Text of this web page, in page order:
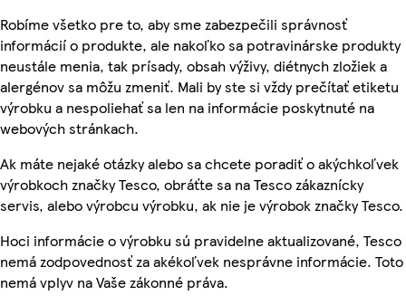
Robíme všetko pre to, aby sme zabezpečili správnosť
informácií o produkte, ale nakoľko sa potravinárske produkty
neustále menia, tak prísady, obsah výživy, diétnych zložiek a
alergénov sa môžu zmeniť. Mali by ste si vždy prečítať etiketu
výrobku a nespoliehať sa len na informácie poskytnuté na
webových stránkach.
Ak máte nejaké otázky alebo sa chcete poradiť o akýchkoľvek
výrobkoch značky Tesco, obráťte sa na Tesco zákaznícky
servis, alebo výrobcu výrobku, ak nie je výrobok značky Tesco.
Hoci informácie o výrobku sú pravidelne aktualizované, Tesco
nemá zodpovednosť za akékoľvek nesprávne informácie. Toto
nemá vplyv na Vaše zákonné práva.